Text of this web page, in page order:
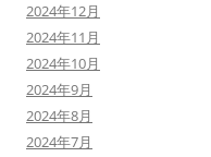
2024年12月
2024年11月
2024年10月
2024年9月
2024年8月
2024年7月